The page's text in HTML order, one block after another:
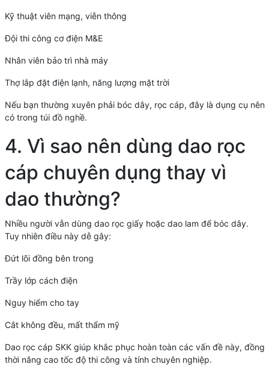
Kỹ thuật viên mạng, viễn thông
Đội thi công cơ điện M&E
Nhân viên bảo trì nhà máy
Thợ lắp đặt điện lạnh, năng lượng mặt trời
Nếu bạn thường xuyên phải bóc dây, rọc cáp, đây là dụng cụ nên
có trong túi đồ nghề.
4. Vì sao nên dùng dao rọc
cáp chuyên dụng thay vì
dao thường?
Nhiều người vẫn dùng dao rọc giấy hoặc dao lam để bóc dây.
Tuy nhiên điều này dễ gây:
Đứt lõi đồng bên trong
Trầy lớp cách điện
Nguy hiểm cho tay
Cắt không đều, mất thẩm mỹ
Dao rọc cáp SKK giúp khắc phục hoàn toàn các vấn đề này, đồng
thời nâng cao tốc độ thi công và tính chuyên nghiệp.